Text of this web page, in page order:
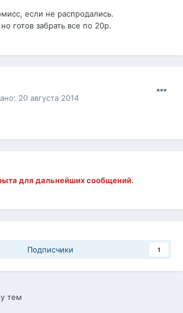
если не распродались.
готов забрать все по 20р.
20 августа 2014
для дальнейших сообщений.
Подписчики 1
тем